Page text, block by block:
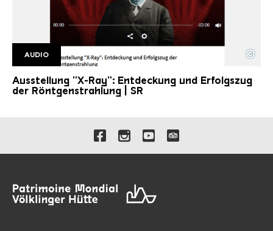
SR Podcast
Copyright: Saarländischer Rundfunk
©
AUDIO
Ausstellung "X-Ray": Entdeckung und Erfolgszug
der Röntgenstrahlung | SR
Liens vers nos canaux de